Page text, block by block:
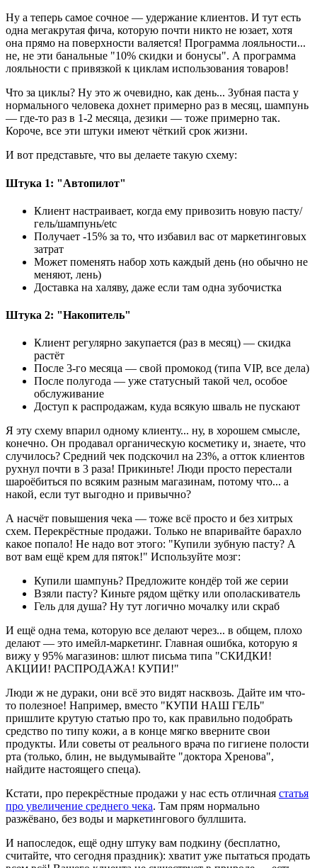
Ну а теперь самое сочное — удержание клиентов. И тут есть
одна мегакрутая фича, которую почти никто не юзает, хотя
она прямо на поверхности валяется! Программа лояльности...
не, не эти банальные "10% скидки и бонусы". А программа
лояльности с привязкой к циклам использования товаров!
Что за циклы? Ну это ж очевидно, как день... Зубная паста у
нормального человека дохнет примерно раз в месяц, шампунь
— где-то раз в 1-2 месяца, дезики — тоже примерно так.
Короче, все эти штуки имеют чёткий срок жизни.
И вот представьте, что вы делаете такую схему:
Штука 1: "Автопилот"
Клиент настраивает, когда ему привозить новую пасту/
гель/шампунь/etc
Получает -15% за то, что избавил вас от маркетинговых
затрат
Может поменять набор хоть каждый день (но обычно не
меняют, лень)
Доставка на халяву, даже если там одна зубочистка
Штука 2: "Накопитель"
Клиент регулярно закупается (раз в месяц) — скидка
растёт
После 3-го месяца — свой промокод (типа VIP, все дела)
После полугода — уже статусный такой чел, особое
обслуживание
Доступ к распродажам, куда всякую шваль не пускают
Я эту схему впарил одному клиенту... ну, в хорошем смысле,
конечно. Он продавал органическую косметику и, знаете, что
случилось? Средний чек подскочил на 23%, а отток клиентов
рухнул почти в 3 раза! Прикиньте! Люди просто перестали
шароёбиться по всяким разным магазинам, потому что... а
накой, если тут выгодно и привычно?
А насчёт повышения чека — тоже всё просто и без хитрых
схем. Перекрёстные продажи. Только не впаривайте барахло
какое попало! Не надо вот этого: "Купили зубную пасту? А
вот вам ещё крем для пяток!" Используйте мозг:
Купили шампунь? Предложите кондёр той же серии
Взяли пасту? Киньте рядом щётку или ополаскиватель
Гель для душа? Ну тут логично мочалку или скраб
И ещё одна тема, которую все делают через... в общем, плохо
делают — это имейл-маркетинг. Главная ошибка, которую я
вижу у 95% магазинов: шлют письма типа "СКИДКИ!
АКЦИИ! РАСПРОДАЖА! КУПИ!"
Люди ж не дураки, они всё это видят насквозь. Дайте им что-
то полезное! Например, вместо "КУПИ НАШ ГЕЛЬ"
пришлите крутую статью про то, как правильно подобрать
средство по типу кожи, а в конце мягко вверните свои
продукты. Или советы от реального врача по гигиене полости
рта (только, блин, не выдумывайте "доктора Хренова",
найдите настоящего спеца).
Кстати, про перекрёстные продажи у нас есть отличная статья
про увеличение среднего чека. Там прям нормально
разжёвано, без воды и маркетингового буллшита.
И напоследок, ещё одну штуку вам подкину (бесплатно,
считайте, что сегодня праздник): хватит уже пытаться продать